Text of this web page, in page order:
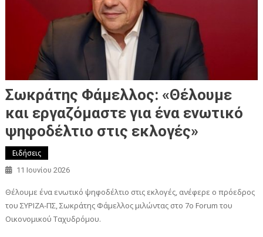
Σωκράτης Φάμελλος: «Θέλουμε
και εργαζόμαστε για ένα ενωτικό
ψηφοδέλτιο στις εκλογές»
Ειδήσεις
11 Ιουνίου 2026
Θέλουμε ένα ενωτικό ψηφοδέλτιο στις εκλογές, ανέφερε ο πρόεδρος
του ΣΥΡΙΖΑ-ΠΣ, Σωκράτης Φάμελλος μιλώντας στο 7ο Forum του
Οικονομικού Ταχυδρόμου.